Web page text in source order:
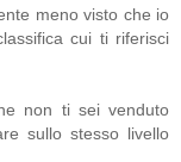
meno visto che io
cui ti riferisci
non ti sei venduto
sullo stesso livello